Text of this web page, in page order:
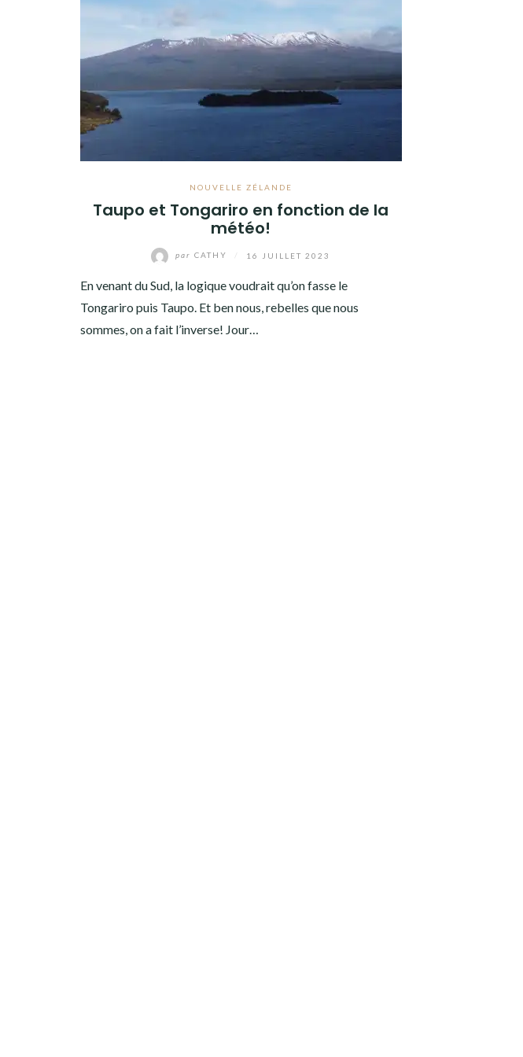
NOUVELLE ZÉLANDE
Taupo et Tongariro en fonction de la
météo!
par CATHY 16 JUILLET 2023
En venant du Sud, la logique voudrait qu’on fasse le
Tongariro puis Taupo. Et ben nous, rebelles que nous
sommes, on a fait l’inverse! Jour…
AMÉRIQUE DU SUD
TOUR DU MONDE 2020-2021